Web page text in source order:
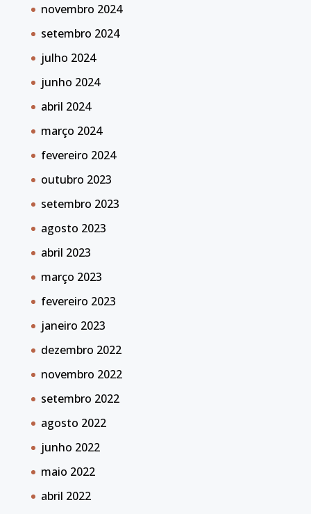
novembro 2024
setembro 2024
julho 2024
junho 2024
abril 2024
março 2024
fevereiro 2024
outubro 2023
setembro 2023
agosto 2023
abril 2023
março 2023
fevereiro 2023
janeiro 2023
dezembro 2022
novembro 2022
setembro 2022
agosto 2022
junho 2022
maio 2022
abril 2022